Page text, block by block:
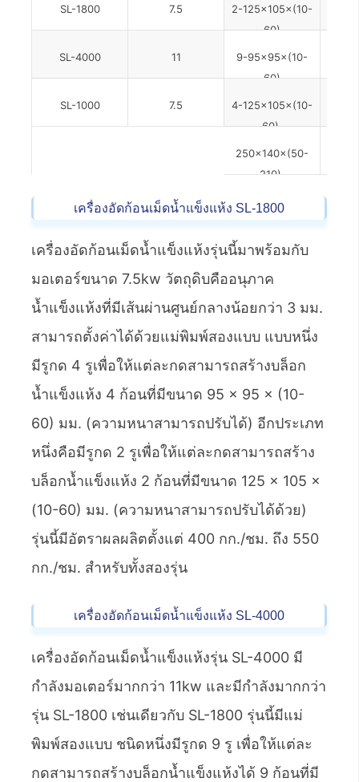
SL-1800
SL-4000
SL-1000
7.5
11
7.5
2-125×105×(10-
60)
9-95×95×(10-
60)
4-125×105×(10-
60)
250×140×(50-
210)
เครื่องอัดก้อนเม็ดน้ำแข็งแห้ง SL-1800
เครื่องอัดก้อนเม็ดน้ำแข็งแห้งรุ่นนี้มาพร้อมกับ
มอเตอร์ขนาด 7.5kw วัตถุดิบคืออนุภาค
น้ำแข็งแห้งที่มีเส้นผ่านศูนย์กลางน้อยกว่า 3 มม.
สามารถตั้งค่าได้ด้วยแม่พิมพ์สองแบบ แบบหนึ่ง
มีรูกด 4 รูเพื่อให้แต่ละกดสามารถสร้างบล็อก
น้ำแข็งแห้ง 4 ก้อนที่มีขนาด 95 × 95 × (10-
60) มม. (ความหนาสามารถปรับได้) อีกประเภท
หนึ่งคือมีรูกด 2 รูเพื่อให้แต่ละกดสามารถสร้าง
บล็อกน้ำแข็งแห้ง 2 ก้อนที่มีขนาด 125 × 105 ×
(10-60) มม. (ความหนาสามารถปรับได้ด้วย)
รุ่นนี้มีอัตราผลผลิตตั้งแต่ 400 กก./ชม. ถึง 550
กก./ชม. สำหรับทั้งสองรุ่น
เครื่องอัดก้อนเม็ดน้ำแข็งแห้ง SL-4000
เครื่องอัดก้อนเม็ดน้ำแข็งแห้งรุ่น SL-4000 มี
กำลังมอเตอร์มากกว่า 11kw และมีกำลังมากกว่า
รุ่น SL-1800 เช่นเดียวกับ SL-1800 รุ่นนี้มีแม่
พิมพ์สองแบบ ชนิดหนึ่งมีรูกด 9 รู เพื่อให้แต่ละ
กดสามารถสร้างบล็อกน้ำแข็งแห้งได้ 9 ก้อนที่มี